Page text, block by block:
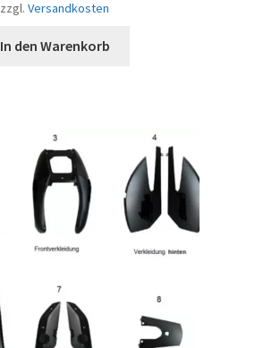
zzgl. Versandkosten
In den Warenkorb